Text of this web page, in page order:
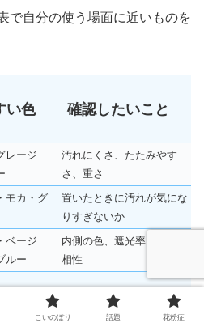
で自分の使う場面に近いものを
い色 確認したいこと
レージ
汚れにくさ、たたみやす
さ、重さ
モカ・グ
置いたときに汚れが気にな
りすぎないか
ベージ
ルー
内側の色、遮光率、服との
相性
レー・黒 仕事服やバッグに合うか
こいのぼり 話題 花粉症